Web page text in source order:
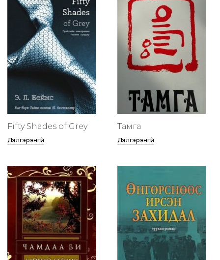
Fifty Shades of Grey
Дэлгэрэнгүй
Тамга
Дэлгэрэнгүй